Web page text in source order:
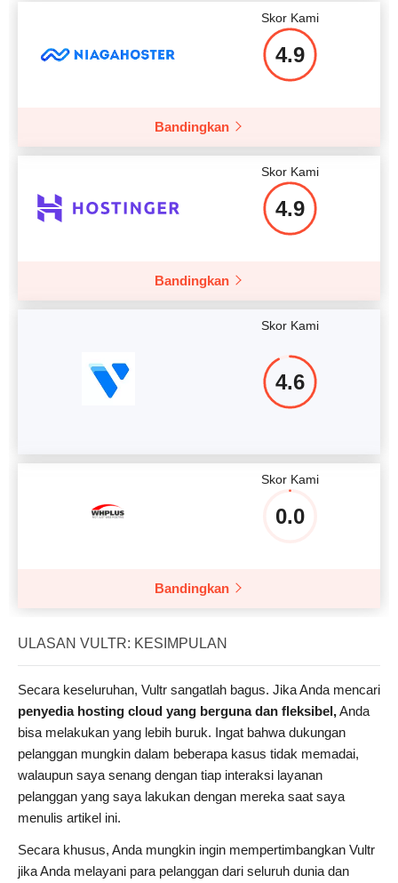
$5.00
Lebih rinci lagi
Skor Kami
4.9
Bandingkan
Skor Kami
4.9
Bandingkan
Skor Kami
4.6
Skor Kami
0.0
Bandingkan
ULASAN VULTR: KESIMPULAN
Secara keseluruhan, Vultr sangatlah bagus. Jika Anda mencari
penyedia hosting cloud yang berguna dan fleksibel,Anda
bisa melakukan yang lebih buruk. Ingat bahwa dukungan
pelanggan mungkin dalam beberapa kasus tidak memadai,
walaupun saya senang dengan tiap interaksi layanan
pelanggan yang saya lakukan dengan mereka saat saya
menulis artikel ini.
Secara khusus, Anda mungkin ingin mempertimbangkan Vultr
jika Anda melayani para pelanggan dari seluruh dunia dan